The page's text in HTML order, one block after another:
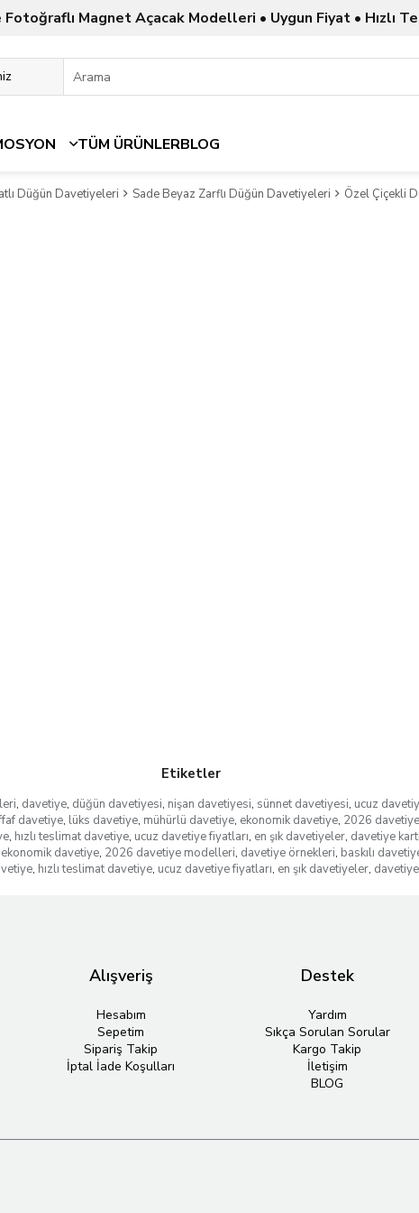
Magnet Açacak Modelleri • Uygun Fiyat • Hızlı
TÜM ÜRÜNLERBLOG
Düğün Davetiyeleri Sade Beyaz Zarflı Düğün Davetiyeleri Özel Çiçekli
Etiketler
, davetiye, düğün davetiyesi, nişan davetiyesi, sünnet davetiyesi, ucuz
davetiye, lüks davetiye, mühürlü davetiye, ekonomik davetiye, 2026
, hızlı teslimat davetiye, ucuz davetiye fiyatları, en şık davetiyeler, davetiye kartı
ekonomik davetiye, 2026 davetiye modelleri, davetiye örnekleri, baskılı
, hızlı teslimat davetiye, ucuz davetiye fiyatları, en şık davetiyeler, davetiye
Alışveriş
Hesabım
Sepetim
Sipariş Takip
İptal İade Koşulları
Destek
Yardım
Sıkça Sorulan Sorular
Kargo Takip
İletişim
BLOG